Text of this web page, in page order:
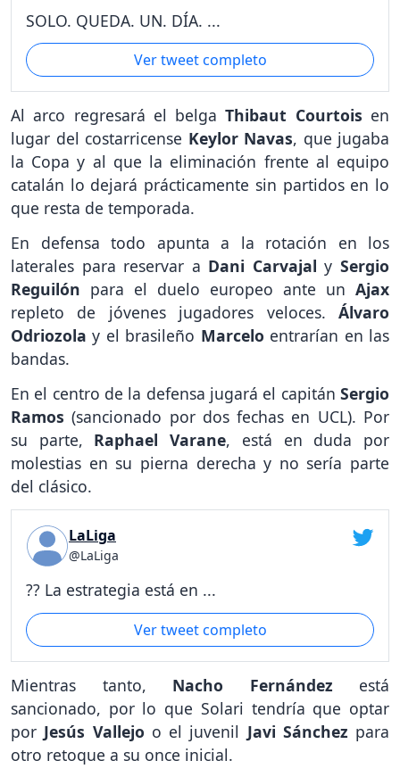
SOLO. QUEDA. UN. DÍA. ...
Ver tweet completo
Al arco regresará el belgaThibaut Courtois en
lugar del costarricense Keylor Navas, que jugaba
la Copa y al que la eliminación frente al equipo
catalán lo dejará prácticamente sin partidos en lo
que resta de temporada.
En defensa todo apunta a la rotación en los
laterales para reservar a Dani CarvajalySergio
Reguilón para el duelo europeo ante un Ajax
repleto de jóvenes jugadores veloces. Álvaro
Odriozola y el brasileño Marcelo entrarían en las
bandas.
En el centro de la defensa jugará el capitán Sergio
Ramos(sancionado por dos fechas en UCL). Por
su parte, Raphael Varane, está en duda por
molestias en su pierna derecha y no sería parte
del clásico.
LaLiga
@LaLiga
?? La estrategia está en ...
Ver tweet completo
Mientras tanto, Nacho Fernández está
sancionado, por lo que Solari tendría que optar
por Jesús Vallejo o el juvenil Javi Sánchez para
otro retoque a su once inicial.